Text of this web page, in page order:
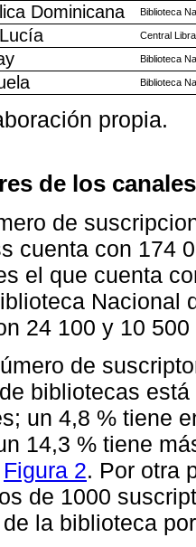
Dominicana Biblioteca
Central
Biblioteca
Biblioteca
propia.
de los canales
de
cuenta con 174
el que cuenta
Nacional
24 100 y 10
de
bibliotecas
un 4,8 % tiene
14,3 % tiene
Figura 2. Por otra
de 1000
la biblioteca